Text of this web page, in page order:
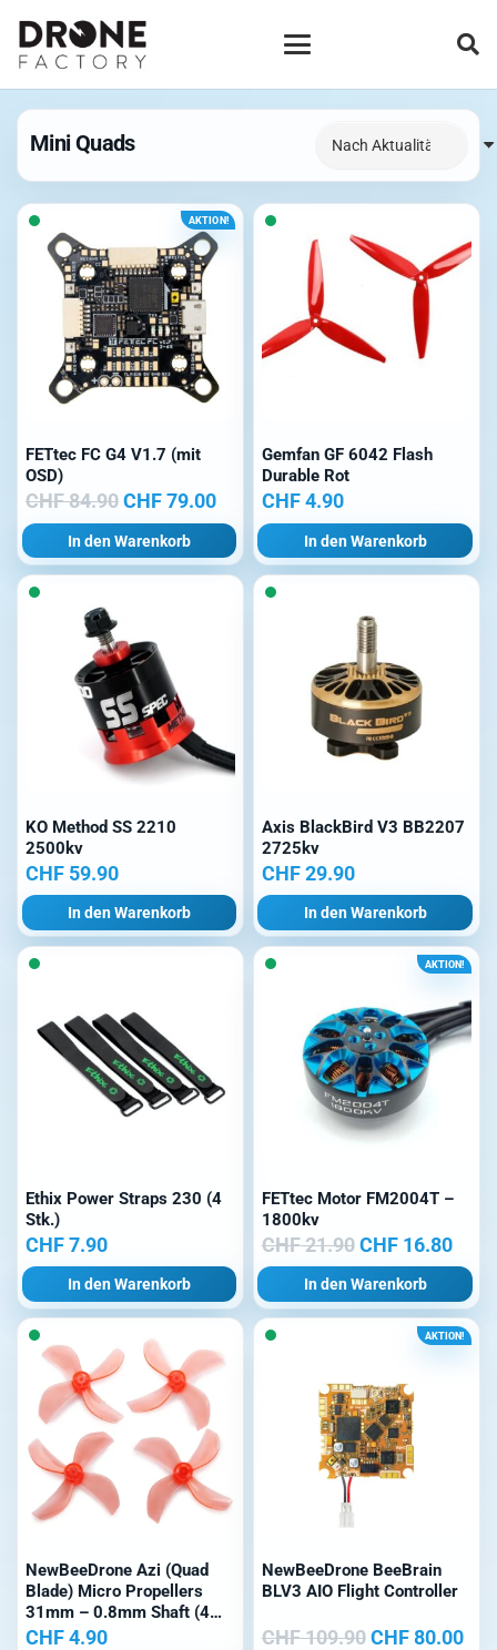
Mini Quads
AKTION!
FETtec FC G4 V1.7 (mit
OSD)
CHF84.90Ursprünglicher
Preis
war:
CHF79.00Aktueller
Preis
ist:
CHF 79.00.
In den Warenkorb
Gemfan GF 6042 Flash
Durable Rot
CHF4.90
In den Warenkorb
KO Method SS 2210
2500kv
CHF 59.90
In den Warenkorb
Axis BlackBird V3 BB2207
2725kv
CHF29.90
In den Warenkorb
Ethix Power Straps 230 (4
Stk.)
CHF7.90
In den Warenkorb
AKTION!
FETtec Motor FM2004T –
1800kv
CHF21.90 Ursprünglicher
Preis
war:
CHF 21.90
CHF16.80
ist:
CHF
In den Warenkorb
NewBeeDrone Azi (Quad
Blade) Micro Propellers
31mm – 0.8mm Shaft (4
Stk.) Rot
CHF4.90
AKTION!
NewBeeDrone BeeBrain
BLV3 AIO Flight Controller
CHF109.90 CHF80.00